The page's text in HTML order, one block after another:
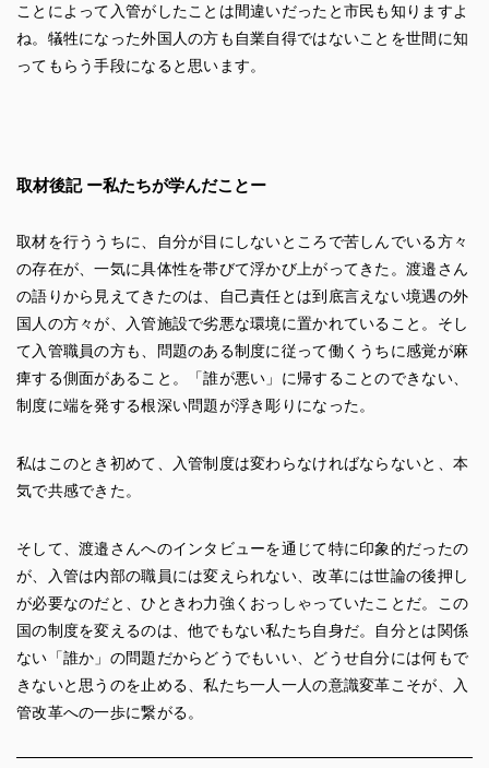
ことによって入管がしたことは間違いだったと市民も知りますよ
ね。犠牲になった外国人の方も自業自得ではないことを世間に知
ってもらう手段になると思います。
取材後記 ー私たちが学んだことー
取材を行ううちに、自分が目にしないところで苦しんでいる方々
の存在が、一気に具体性を帯びて浮かび上がってきた。渡邉さん
の語りから見えてきたのは、自己責任とは到底言えない境遇の外
国人の方々が、入管施設で劣悪な環境に置かれていること。そし
て入管職員の方も、問題のある制度に従って働くうちに感覚が麻
痺する側面があること。「誰が悪い」に帰することのできない、
制度に端を発する根深い問題が浮き彫りになった。
私はこのとき初めて、入管制度は変わらなければならないと、本
気で共感できた。
そして、渡邉さんへのインタビューを通じて特に印象的だったの
が、入管は内部の職員には変えられない、改革には世論の後押し
が必要なのだと、ひときわ力強くおっしゃっていたことだ。この
国の制度を変えるのは、他でもない私たち自身だ。自分とは関係
ない「誰か」の問題だからどうでもいい、どうせ自分には何もで
きないと思うのを止める、私たち一人一人の意識変革こそが、入
管改革への一歩に繋がる。